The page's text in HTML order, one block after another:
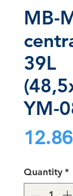
MB-
39L
YM-
Quantity *